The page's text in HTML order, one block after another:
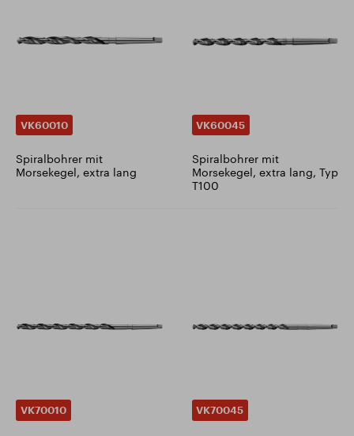
VK60010
Spiralbohrer mit
Morsekegel, extra lang
VK60045
Spiralbohrer mit
Morsekegel, extra lang, Typ
T100
VK70010 VK70045